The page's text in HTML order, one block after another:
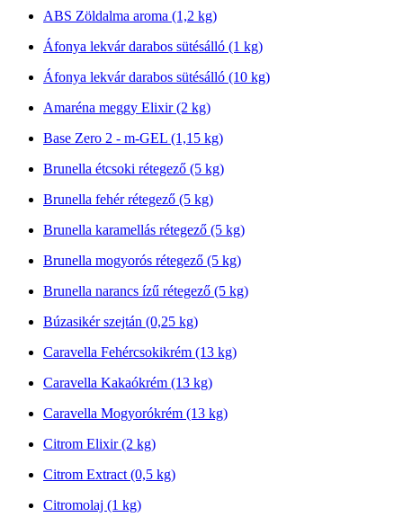
ABS Zöldalma aroma (1,2 kg)
Áfonya lekvár darabos sütésálló (1 kg)
Áfonya lekvár darabos sütésálló (10 kg)
Amaréna meggy Elixir (2 kg)
Base Zero 2 - m-GEL (1,15 kg)
Brunella étcsoki rétegező (5 kg)
Brunella fehér rétegező (5 kg)
Brunella karamellás rétegező (5 kg)
Brunella mogyorós rétegező (5 kg)
Brunella narancs ízű rétegező (5 kg)
Búzasikér szejtán (0,25 kg)
Caravella Fehércsokikrém (13 kg)
Caravella Kakaókrém (13 kg)
Caravella Mogyorókrém (13 kg)
Citrom Elixir (2 kg)
Citrom Extract (0,5 kg)
Citromolaj (1 kg)